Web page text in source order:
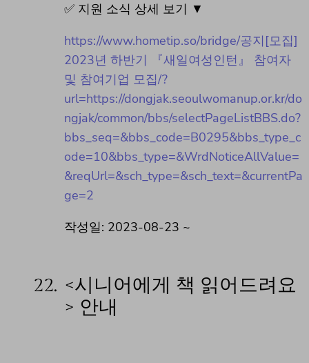
✅ 지원 소식 상세 보기 ▼
https://www.hometip.so/bridge/공지[모집]
2023년 하반기 『새일여성인턴』 참여자
및 참여기업 모집/?
url=https://dongjak.seoulwomanup.or.kr/do
ngjak/common/bbs/selectPageListBBS.do?
bbs_seq=&bbs_code=B0295&bbs_type_c
ode=10&bbs_type=&WrdNoticeAllValue=
&reqUrl=&sch_type=&sch_text=&currentPa
ge=2
작성일: 2023-08-23 ~
22. <시니어에게 책 읽어드려요
> 안내